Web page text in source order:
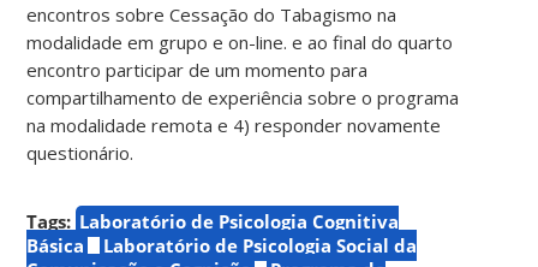
encontros sobre Cessação do Tabagismo na
modalidade em grupo e on-line. e ao final do quarto
encontro participar de um momento para
compartilhamento de experiência sobre o programa
na modalidade remota e 4) responder novamente
questionário.
Tags: Laboratório de Psicologia Cognitiva
Básica
Laboratório de Psicologia Social da